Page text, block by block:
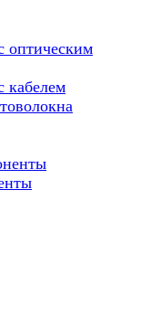
оптическим
кабелем